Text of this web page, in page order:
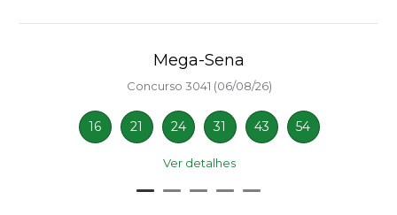
Mega-Sena
Concurso 3041 (06/08/26)
16 21 24 31 43 54
Ver detalhes